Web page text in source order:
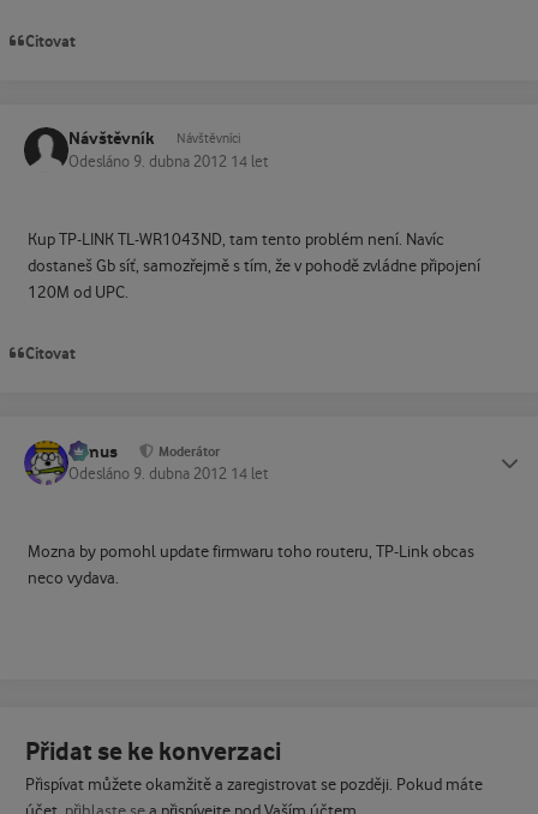
Citovat
Návštěvník Návštěvníci
Odesláno 9. dubna 2012 14 let
Kup TP-LINK TL-WR1043ND, tam tento problém není. Navíc
dostaneš Gb síť, samozřejmě s tím, že v pohodě zvládne připojení
120M od UPC.
Citovat
tomus Moderátor
Odesláno 9. dubna 2012 14 let
Mozna by pomohl update firmwaru toho routeru, TP-Link obcas
neco vydava.
Přidat se ke konverzaci
Přispívat můžete okamžitě a zaregistrovat se později. Pokud máte